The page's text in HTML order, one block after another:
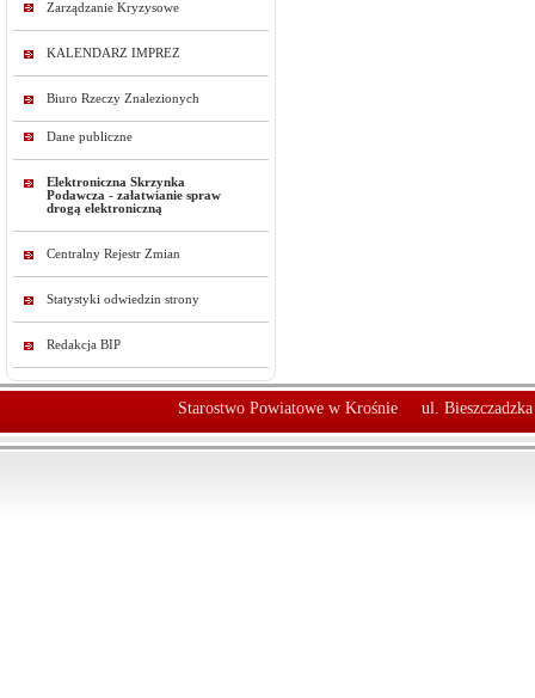
Zarządzanie Kryzysowe
KALENDARZ IMPREZ
Biuro Rzeczy Znalezionych
Dane publiczne
Elektroniczna Skrzynka
Podawcza - załatwianie spraw
drogą elektroniczną
Centralny Rejestr Zmian
Statystyki odwiedzin strony
Redakcja BIP
Starostwo Powiatowe w Krośnie ul.